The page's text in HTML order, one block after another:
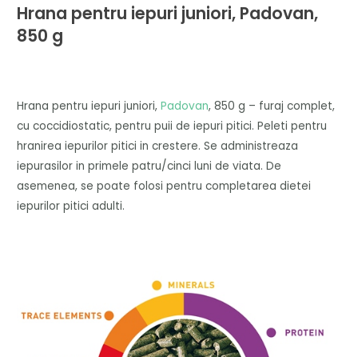
Hrana pentru iepuri juniori, Padovan,
850 g
Hrana pentru iepuri juniori,Padovan, 850 g – furaj complet,
cu coccidiostatic, pentru puii de iepuri pitici. Peleti pentru
hranirea iepurilor pitici in crestere. Se administreaza
iepurasilor in primele patru/cinci luni de viata. De
asemenea, se poate folosi pentru completarea dietei
iepurilor pitici adulti.